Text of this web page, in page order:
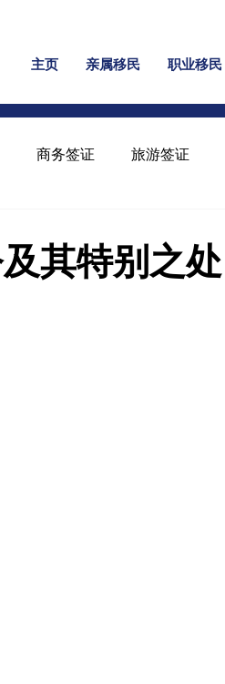
主页 亲属移民 职业移民
商务签证 旅游签证
其特别之处